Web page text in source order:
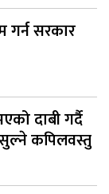
गर्न सरकार
दाबी गर्दै
कपिलवस्तु